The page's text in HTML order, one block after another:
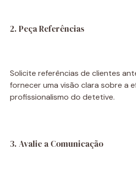
2. Peça Referências
Solicite referências de clientes
fornecer uma visão clara sobre a
profissionalismo do detetive.
3. Avalie a Comunicação